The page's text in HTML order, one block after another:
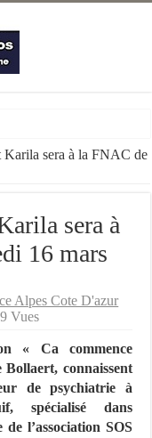
trimestrielle
Karila sera à la FNAC de
sera à
16 mars
Alpes Cote D'azur
Vues
« Ca commence
connaissent
de psychiatrie à
spécialisé dans
l’association SOS